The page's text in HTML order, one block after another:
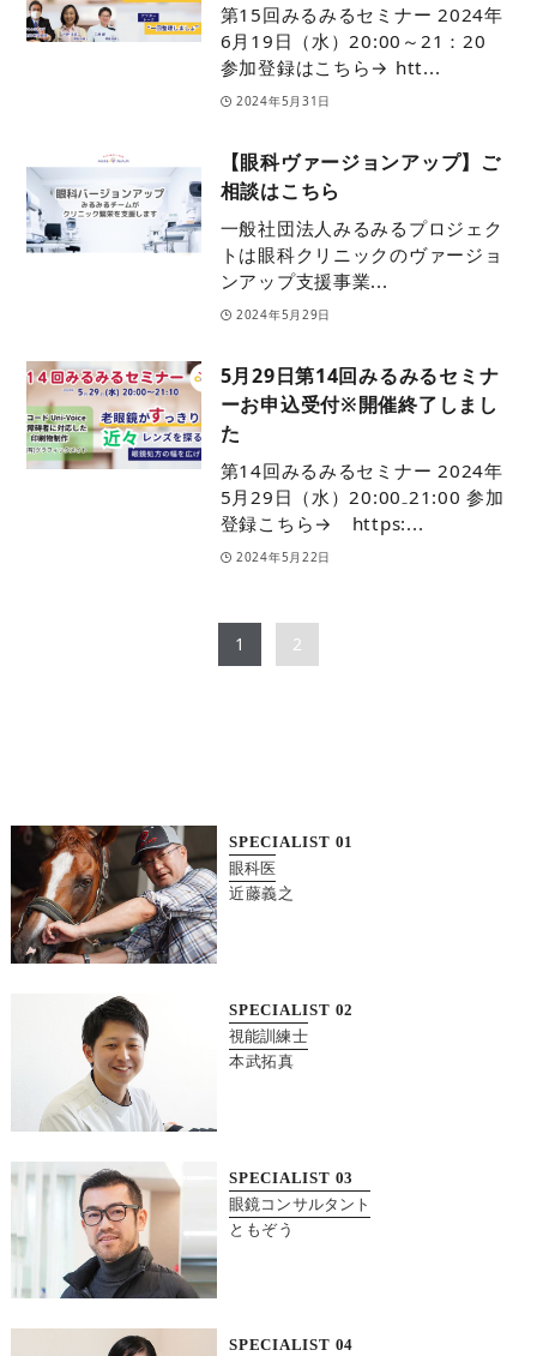
第15回みるみるセミナー 2024年
6月19日（水）20:00～21：20
参加登録はこちら→ htt...
2024年5月31日
【眼科ヴァージョンアップ】ご
相談はこちら
一般社団法人みるみるプロジェク
トは眼科クリニックのヴァージョ
ンアップ支援事業...
2024年5月29日
5月29日第14回みるみるセミナ
ーお申込受付※開催終了しまし
た
第14回みるみるセミナー 2024年
5月29日（水）20:00₋21:00 参加
登録こちら→ https:...
2024年5月22日
1 2
SPECIALIST 01
眼科医
近藤義之
SPECIALIST 02
視能訓練士
本武拓真
SPECIALIST 03
眼鏡コンサルタント
ともぞう
SPECIALIST 04